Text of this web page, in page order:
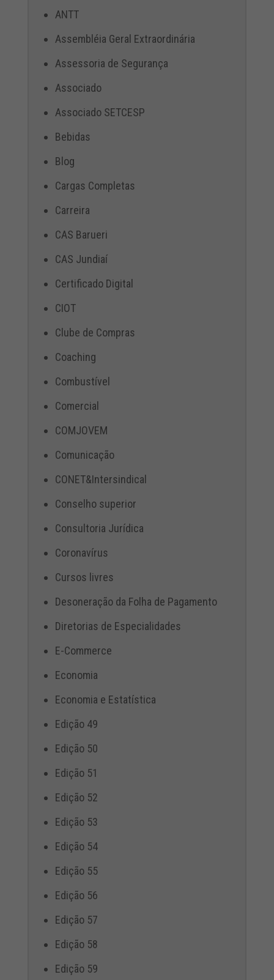
ANTT
Assembléia Geral Extraordinária
Assessoria de Segurança
Associado
Associado SETCESP
Bebidas
Blog
Cargas Completas
Carreira
CAS Barueri
CAS Jundiaí
Certificado Digital
CIOT
Clube de Compras
Coaching
Combustível
Comercial
COMJOVEM
Comunicação
CONET&Intersindical
Conselho superior
Consultoria Jurídica
Coronavírus
Cursos livres
Desoneração da Folha de Pagamento
Diretorias de Especialidades
E-Commerce
Economia
Economia e Estatística
Edição 49
Edição 50
Edição 51
Edição 52
Edição 53
Edição 54
Edição 55
Edição 56
Edição 57
Edição 58
Edição 59